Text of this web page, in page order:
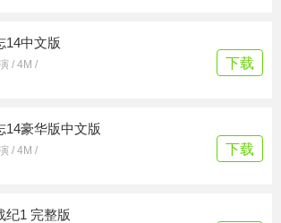
14中文版
/ 4M / 下载
14豪华版中文版
/ 4M / 下载
纪1 完整版